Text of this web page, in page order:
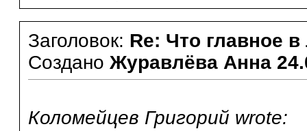
Заголовок: Re: Что главное в
Создано Журавлёва Анна
Коломейцев Григорий wrote: